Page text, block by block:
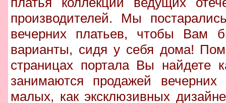
производителей. Мы
вечерних платьев, чтобы Вам
варианты, сидя у себя дома!
страницах портала Вы найдете
занимаются продажей
малых, как эксклюзивных